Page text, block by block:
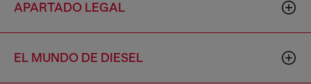
APARTADO LEGAL
EL MUNDO DE DIESEL